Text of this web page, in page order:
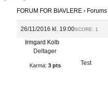
FORUM FOR BIAVLERE › Forums
26/11/2016 kl. 19:00SCORE: 1
Irmgard Kolb
Deltager
Karma: 3 pts Test